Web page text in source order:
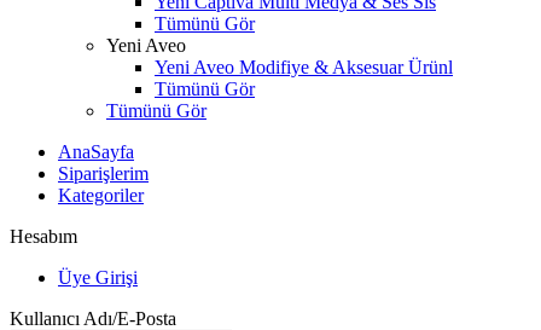
Tümünü Gör
Yeni Aveo
Yeni Aveo Modifiye & Aksesuar Ürünl
Tümünü Gör
Tümünü Gör
AnaSayfa
Siparişlerim
Kategoriler
Hesabım
Üye Girişi
Kullanıcı Adı/E-Posta